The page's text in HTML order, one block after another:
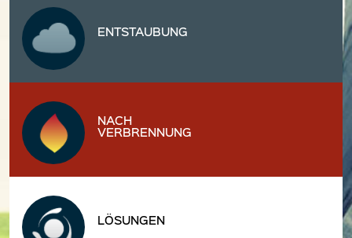
ENTSTAUBUNG
NACH
VERBRENNUNG
LÖSUNGEN